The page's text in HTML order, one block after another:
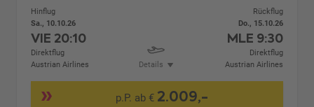
Hinflug
Sa., 10.10.26
VIE 20:10
Direktflug
Austrian Airlines
Details
Rückflug
Do., 15.10.26
MLE 9:30
Direktflug
Austrian Airlines
p.P. ab € 2.009,-